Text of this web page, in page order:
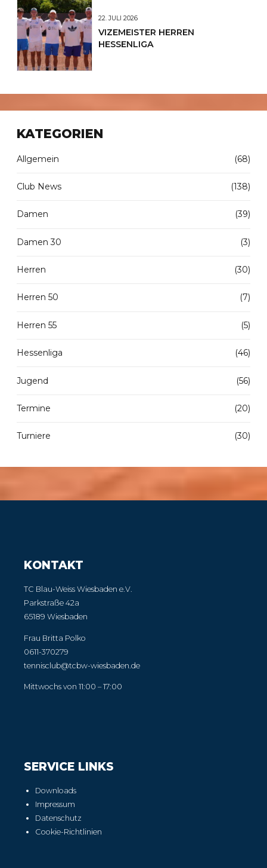
22. JULI 2026
VIZEMEISTER HERREN
HESSENLIGA
KATEGORIEN
Allgemein (68)
Club News (138)
Damen (39)
Damen 30 (3)
Herren (30)
Herren 50 (7)
Herren 55 (5)
Hessenliga (46)
Jugend (56)
Termine (20)
Turniere (30)
KONTAKT
TC Blau-Weiss Wiesbaden e.V.
Parkstraße 42a
65189 Wiesbaden
Frau Britta Polko
0611-370279
tennisclub@tcbw-wiesbaden.de
Mittwochs von 11:00 – 17:00
SERVICE LINKS
Downloads
Impressum
Datenschutz
Cookie-Richtlinien